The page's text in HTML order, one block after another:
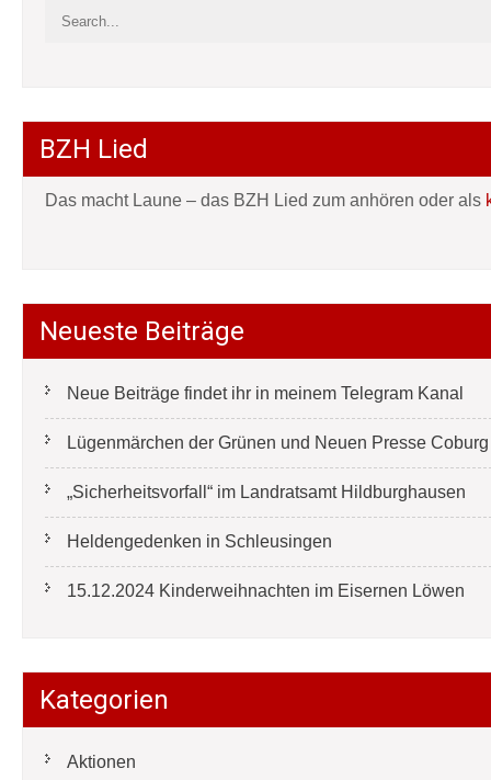
BZH Lied
Das macht Laune – das BZH Lied zum anhören oder als
Neueste Beiträge
Neue Beiträge findet ihr in meinem Telegram Kanal
Lügenmärchen der Grünen und Neuen Presse
„Sicherheitsvorfall“ im Landratsamt Hildburghausen
Heldengedenken in Schleusingen
15.12.2024 Kinderweihnachten im Eisernen Löwen
Kategorien
Aktionen